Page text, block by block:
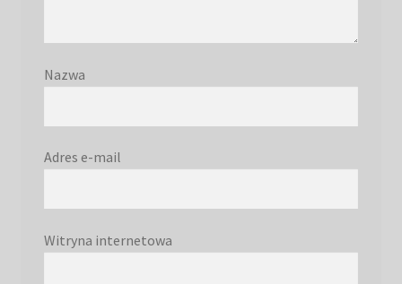
Nazwa
Adres e-mail
Witryna internetowa